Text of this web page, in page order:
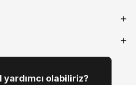
yardımcı olabiliriz?